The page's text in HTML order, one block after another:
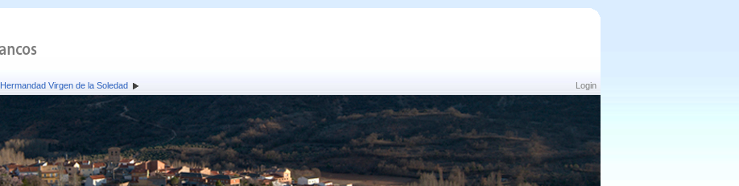
Login
Hermandad Virgen de la Soledad